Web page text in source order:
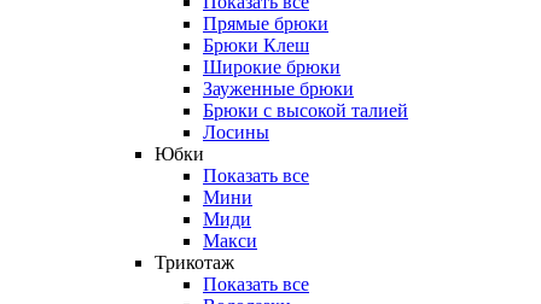
Прямые брюки
Брюки Клеш
Широкие брюки
Зауженные брюки
Брюки с высокой талией
Лосины
Юбки
Показать все
Мини
Миди
Макси
Трикотаж
Показать все